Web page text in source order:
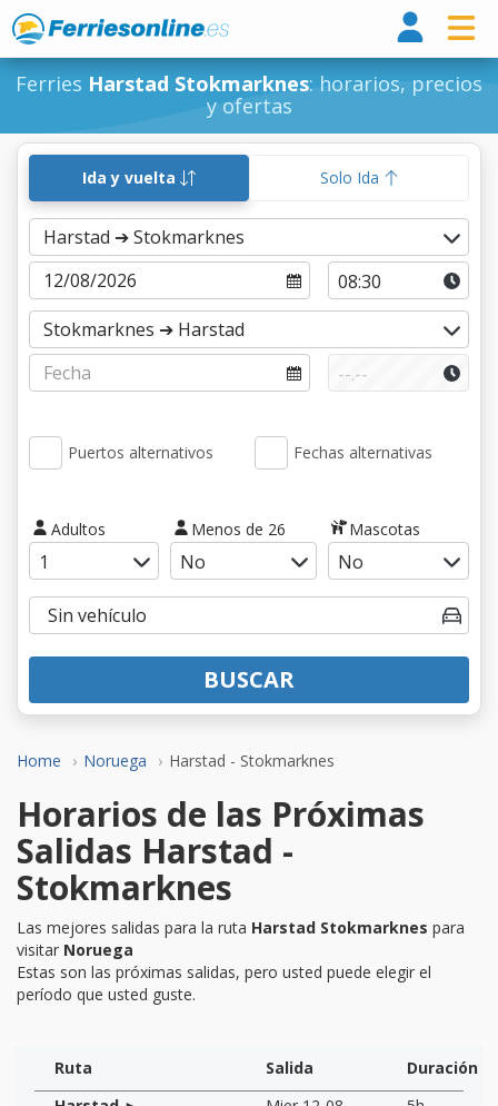
Ferries Harstad Stokmarknes: horarios, precios
y ofertas
Home Noruega Harstad - Stokmarknes
Ida y vuelta Solo Ida
Puertos alternativos Fechas alternativas
Adultos Menos de 26 Mascotas
BUSCAR
Horarios de las Próximas
Salidas Harstad -
Stokmarknes
Las mejores salidas para la ruta Harstad Stokmarknes para
visitar Noruega
Estas son las próximas salidas, pero usted puede elegir el
período que usted guste.
Ruta Salida
Duración